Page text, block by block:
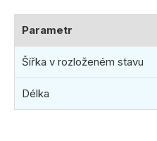
Parametr
Šířka v rozloženém stavu
Délka